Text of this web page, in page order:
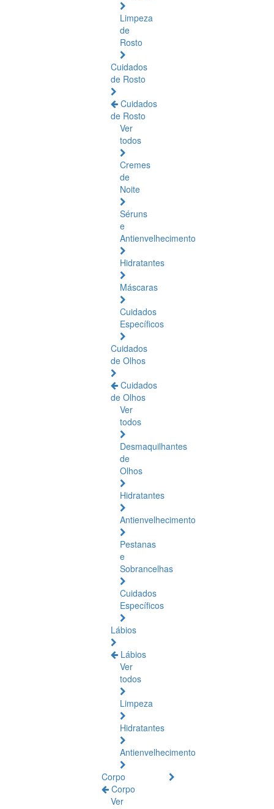
Limpeza
de
Rosto
Cuidados
de Rosto
Cuidados
de Rosto
Ver
todos
Cremes
de
Noite
Séruns
e
Antienvelhecimento
Hidratantes
Máscaras
Cuidados
Específicos
Cuidados
de Olhos
Cuidados
de Olhos
Ver
todos
Desmaquilhantes
de
Olhos
Hidratantes
Antienvelhecimento
Pestanas
e
Sobrancelhas
Cuidados
Específicos
Lábios
Lábios
Ver
todos
Limpeza
Hidratantes
Antienvelhecimento
Corpo
Corpo
Ver